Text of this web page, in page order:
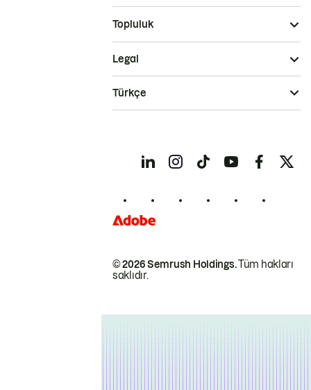
Topluluk
© 2026 Semrush Holdings.Tüm hakları
saklıdır.
Legal
Türkçe